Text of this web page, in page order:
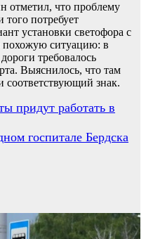
отметил, что проблему
потребует
установки светофора с
ситуацию: в
требовалось
Выяснилось, что там
знак.
придут работать в
госпитале Бердска